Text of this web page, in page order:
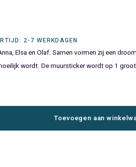
2-7 WERKDAGEN
Elsa en Olaf. Samen vormen zij een
wordt. De muursticker wordt op 1
Toevoegen aan